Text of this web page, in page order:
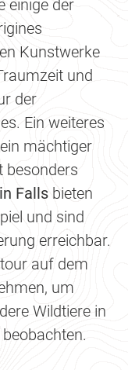
einige der
Kunstwerke
und
der
Ein weiteres
mächtiger
besonders
Falls bieten
und sind
erreichbar.
auf dem
um
Wildtiere in